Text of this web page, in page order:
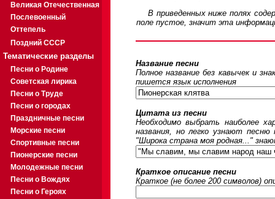
Великая Отечественная
Послевоенный
Оттепель
Поздний СССР
Тематические разделы
Песни о Родине
Советская лирика
Песни о Труде
Песни о городах
Праздничные песни
Морские песни
Спортивные песни
Пионерские песни
Молодежные песни
Песни о Вождях
Песни о Героях
В приведенных ниже полях
поле пустое, значит эта
Название песни
Полное название без кавычек и
пишется язык исполнения
Цитата из песни
Необходимо выбрать наиболее
названия, но легко узнают
"Широка страна моя родная..."
Краткое описание песни
Краткое (не более 200 символов)